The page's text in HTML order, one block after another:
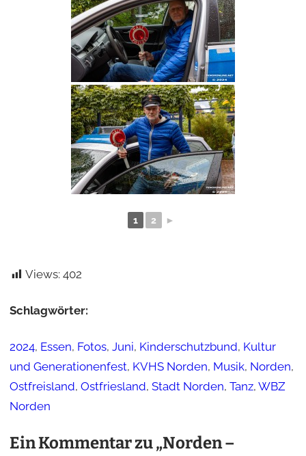
1 2 ►
Views: 402
Schlagwörter:
2024, Essen, Fotos, Juni, Kinderschutzbund, Kultur
und Generationenfest, KVHS Norden, Musik, Norden
Ostfreisland, Ostfriesland, Stadt Norden, Tanz, WBZ
Norden
Ein Kommentar zu „Norden –